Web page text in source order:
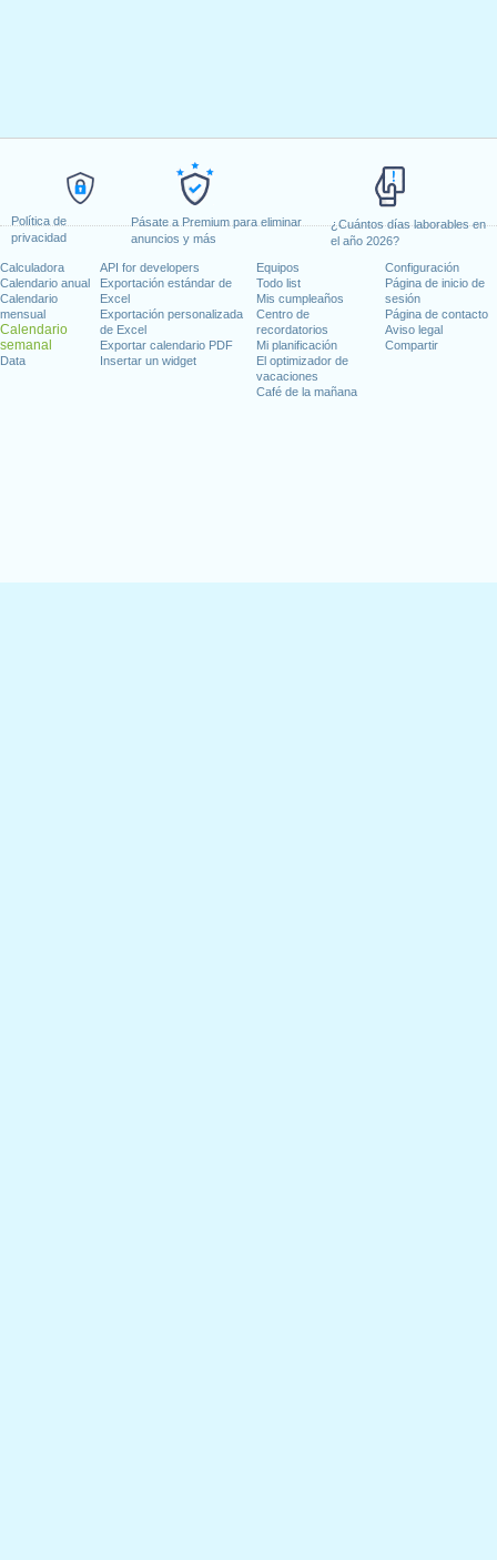
Política de
privacidad
Pásate a Premium para eliminar
anuncios y más
¿Cuántos días laborables en
el año 2026?
Calculadora
Calendario anual
Calendario
mensual
Calendario
semanal
Data
API for developers
Exportación estándar de
Excel
Exportación personalizada
de Excel
Exportar calendario PDF
Insertar un widget
Equipos
Todo list
Mis cumpleaños
Centro de
recordatorios
Mi planificación
El optimizador de
vacaciones
Café de la mañana
Configuración
Página de inicio de
sesión
Página de contacto
Aviso legal
Compartir